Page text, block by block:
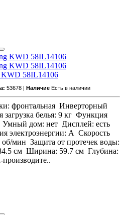
58IL14106
53678 | Наличие Есть в наличии
фронтальная Инверторный
загрузка белья: 9 кг Функция
дом: нет Дисплей: есть
электроэнергии: A Скорость
мин Защита от протечек воды:
см Ширина: 59.7 см Глубина: